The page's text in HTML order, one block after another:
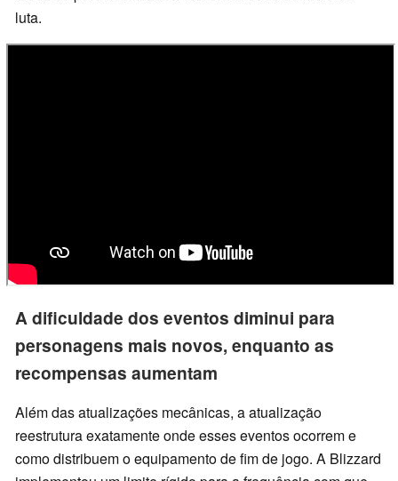
luta.
A dificuldade dos eventos diminui para
personagens mais novos, enquanto as
recompensas aumentam
Além das atualizações mecânicas, a atualização
reestrutura exatamente onde esses eventos ocorrem e
como distribuem o equipamento de fim de jogo. A Blizzard